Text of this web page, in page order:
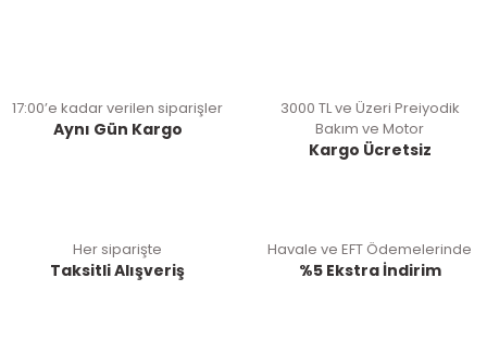
17:00’e kadar verilen siparişler
Aynı Gün Kargo
3000 TL ve Üzeri Preiyodik
Bakım ve Motor
Kargo Ücretsiz
Her siparişte
Taksitli Alışveriş
Havale ve EFT Ödemelerinde
%5 Ekstra İndirim